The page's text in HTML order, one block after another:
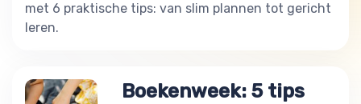
met 6 praktische tips: van slim plannen tot gericht
leren.
Boekenweek: 5 tips